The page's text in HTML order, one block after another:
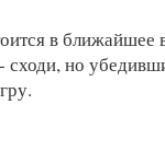
в ближайшее
сходи, но